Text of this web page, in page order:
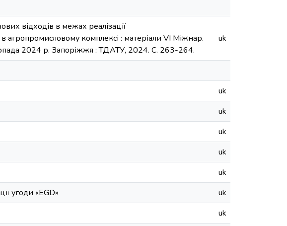
відходів в межах реалізації
агропромисловому комплексі : матеріали VІ Міжнар.
2024 р. Запоріжжя : ТДАТУ, 2024. С. 263-264.
uk
uk
uk
uk
uk
uk
угоди «EGD»
uk
uk